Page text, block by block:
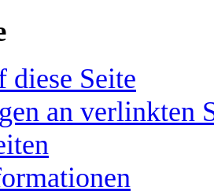
diese Seite
an verlinkten